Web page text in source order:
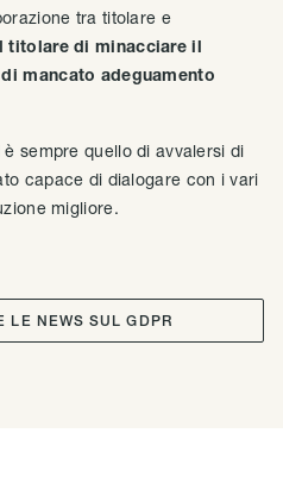
tra titolare e
titolare di minacciare il
mancato adeguamento
sempre quello di avvalersi di
capace di dialogare con i vari
migliore.
LE NEWS SUL GDPR